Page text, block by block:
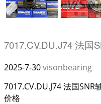
7017.CV.DU.J74 法国
2025-7-30visonbearing
7017.CV.DU.J74 法国SNR
价格